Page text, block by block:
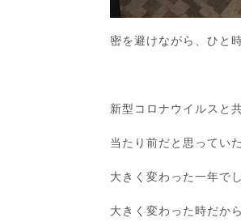
密を避けながら、ひと
新型コロナウイルスと
当たり前だと思ってい
大きく変わった一年でし
大きく変わった時だから